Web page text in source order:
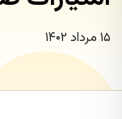
۱۵ مرداد ۱۴۰۲